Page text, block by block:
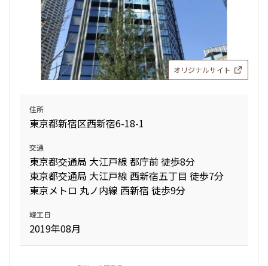
オリジナルサイト
住所
東京都新宿区西新宿6-18-1
交通
東京都交通局 大江戸線 都庁前 徒歩8分
東京都交通局 大江戸線 西新宿五丁目 徒歩7分
東京メトロ 丸ノ内線 西新宿 徒歩9分
竣工日
2019年08月